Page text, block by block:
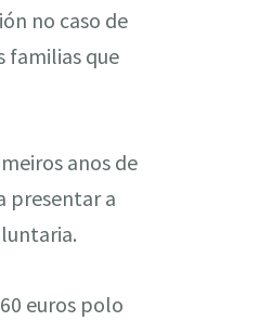
no caso de
familias que
anos de
presentar a
euros polo